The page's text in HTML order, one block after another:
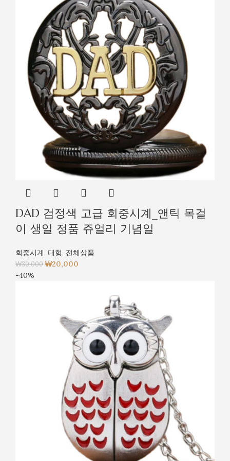
DAD 검정색 고급 회중시계_앤틱 목걸
이 생일 정품 쥬얼리 기념일
회중시계, 대형, 전체상품
₩30,000 ₩20,000
-40%